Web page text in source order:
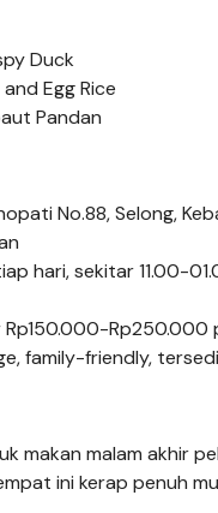
Duck
Egg Rice
Pandan
No.88, Selong,
hari, sekitar 11.00-
Rp150.000-Rp250.000
family-friendly,
makan malam akhir
ini kerap penuh